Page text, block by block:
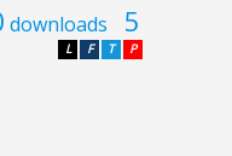
downloads 5
P
T
F
L